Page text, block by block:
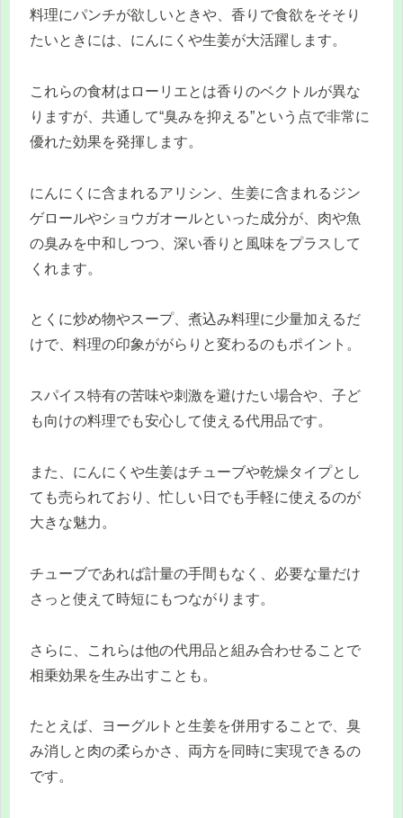
料理にパンチが欲しいときや、香りで食欲をそそり
たいときには、にんにくや生姜が大活躍します。
これらの食材はローリエとは香りのベクトルが異な
りますが、共通して“臭みを抑える”という点で非常に
優れた効果を発揮します。
にんにくに含まれるアリシン、生姜に含まれるジン
ゲロールやショウガオールといった成分が、肉や魚
の臭みを中和しつつ、深い香りと風味をプラスして
くれます。
とくに炒め物やスープ、煮込み料理に少量加えるだ
けで、料理の印象ががらりと変わるのもポイント。
スパイス特有の苦味や刺激を避けたい場合や、子ど
も向けの料理でも安心して使える代用品です。
また、にんにくや生姜はチューブや乾燥タイプとし
ても売られており、忙しい日でも手軽に使えるのが
大きな魅力。
チューブであれば計量の手間もなく、必要な量だけ
さっと使えて時短にもつながります。
さらに、これらは他の代用品と組み合わせることで
相乗効果を生み出すことも。
たとえば、ヨーグルトと生姜を併用することで、臭
み消しと肉の柔らかさ、両方を同時に実現できるの
です。